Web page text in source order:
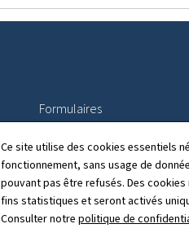
Ce site utilise des cookies essentiels
fonctionnement, sans usage de
pouvant pas être refusés. Des
fins statistiques et seront activés
Consulter notre politique de
Formulaires
Dossiers
Publications
Glossaires